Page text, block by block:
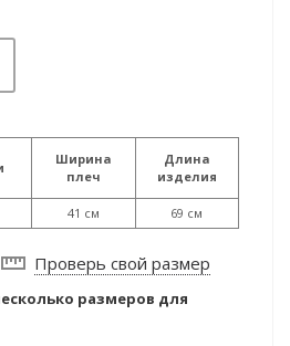
Ширина
плеч
41 см
Длина
изделия
69 см
Проверь свой размер
размеров для